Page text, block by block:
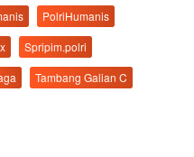
PolriHumanis
Spripim.polri
Tambang Galian C